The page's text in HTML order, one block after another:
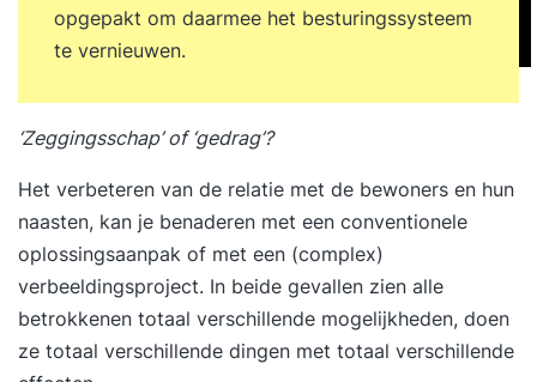
opgepakt om daarmee het besturingssysteem
te vernieuwen.
‘Zeggingsschap’ of ‘gedrag’?
Het verbeteren van de relatie met de bewoners en hun
naasten, kan je benaderen met een conventionele
oplossingsaanpak of met een (complex)
verbeeldingsproject. In beide gevallen zien alle
betrokkenen totaal verschillende mogelijkheden, doen
ze totaal verschillende dingen met totaal verschillende